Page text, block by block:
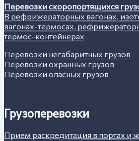
Перевозки скоропортящихся
В рефрижераторных вагонах,
вагонах-термосах,
термос-контейнерах
Перевозки негабаритных грузов
Перевозки охранных грузов
Перевозки опасных грузов
Грузоперевозки
Прием раскредитация в портах и